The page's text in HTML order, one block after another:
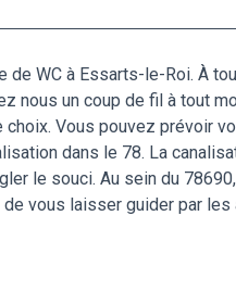
WC à Essarts-le-Roi. À
nous un coup de fil à tout
Vous pouvez prévoir
dans le 78. La
le souci. Au sein du
vous laisser guider par